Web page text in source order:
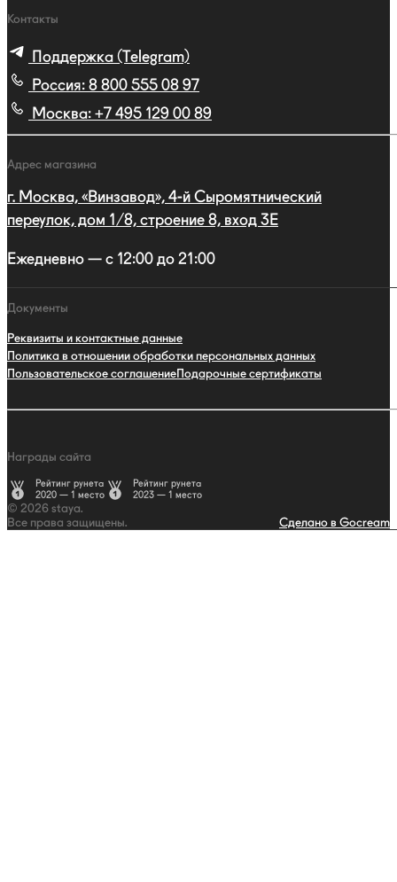
Контакты
Поддержка (Telegram)
Россия: 8 800 555 08 97
Москва: +7 495 129 00 89
Адрес магазина
г. Москва, «Винзавод», 4-й Сыромятнический
переулок, дом 1/8, строение 8, вход 3E
Ежедневно — с 12:00 до 21:00
Документы
Реквизиты и контактные данные
Политика в отношении обработки персональных данных
Пользовательское соглашениеПодарочные сертификаты
Награды сайта
Рейтинг рунета
2020 — 1 место
Рейтинг рунета
2023 — 1 место
© 2026 staya.
Все права защищены.
Сделано в Gocream